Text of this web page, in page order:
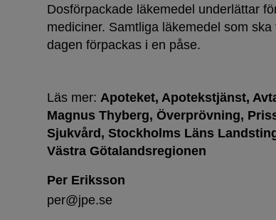
Dosförpackade läkemedel underlättar
mediciner. Samtliga läkemedel som
dagen förpackas i en påse.
Läs mer: Apoteket Apotekstjänst
Magnus Thyberg Överprövning
Sjukvård
Stockholms Läns
Västra Götalandsregionen
Per Eriksson
per@jpe.se